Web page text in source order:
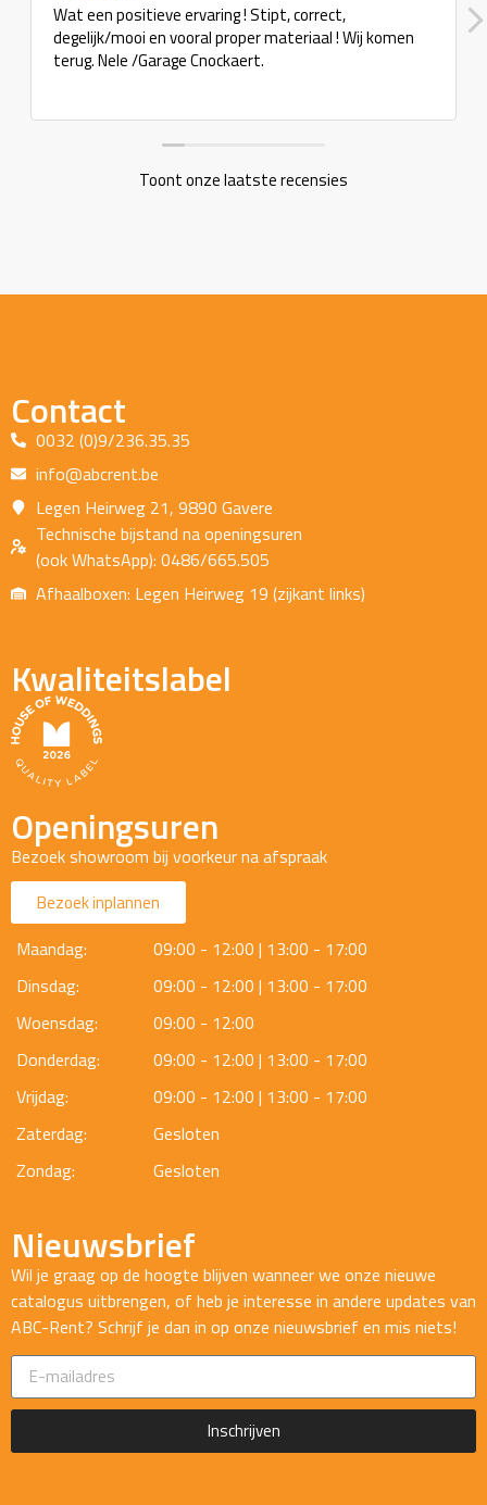
Wat een positieve ervaring ! Stipt, correct,
degelijk/mooi en vooral proper materiaal ! Wij komen
terug. Nele /Garage Cnockaert.
Toont onze laatste recensies
Contact
0032 (0)9/236.35.35
info@abcrent.be
Legen Heirweg 21, 9890 Gavere
Technische bijstand na openingsuren
(ook WhatsApp): 0486/665.505
Afhaalboxen: Legen Heirweg 19 (zijkant links)
Kwaliteitslabel
Openingsuren
Bezoek showroom bij voorkeur na afspraak
Bezoek inplannen
Maandag:
09:00 - 12:00 | 13:00 - 17:00
Dinsdag:
09:00 - 12:00 | 13:00 - 17:00
Woensdag:
09:00 - 12:00
Donderdag:
09:00 - 12:00 | 13:00 - 17:00
Vrijdag:
09:00 - 12:00 | 13:00 - 17:00
Zaterdag:
Gesloten
Zondag:
Gesloten
Nieuwsbrief
Wil je graag op de hoogte blijven wanneer we onze nieuwe
catalogus uitbrengen, of heb je interesse in andere updates van
ABC-Rent? Schrijf je dan in op onze nieuwsbrief en mis niets!
Inschrijven